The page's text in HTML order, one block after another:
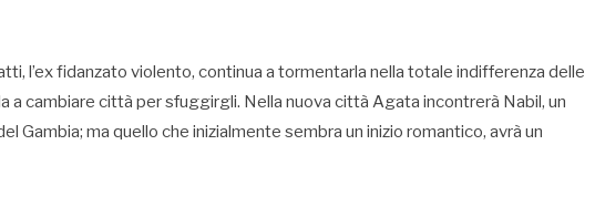
l’ex fidanzato violento, continua a tormentarla nella totale indifferenza delle
a cambiare città per sfuggirgli. Nella nuova città Agata incontrerà Nabil, un
Gambia; ma quello che inizialmente sembra un inizio romantico, avrà un